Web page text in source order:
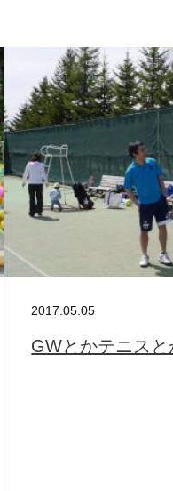
ィ
ポリシー
2017.05.05
GWとかテニスと